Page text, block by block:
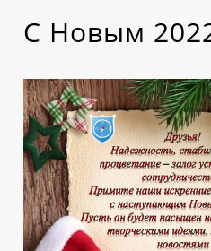
С Новым